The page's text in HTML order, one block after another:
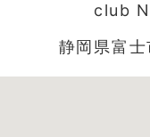
club
静岡県富